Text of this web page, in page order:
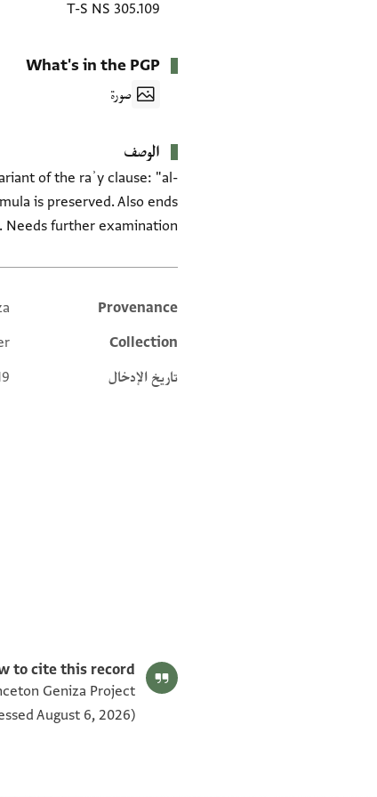
T-S NS 305.109
What's in the PGP
صورة
الوصف
of the raʾy clause: "al-
is preserved. Also ends
further examination.
metadata
Provenance
Collection
تاريخ الإدخال
to cite this record:
Geniza Project
August 6, 2026).